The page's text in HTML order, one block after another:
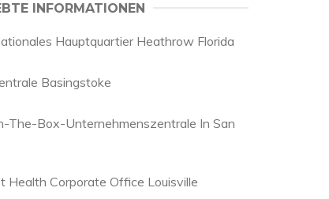
INFORMATIONEN
Hauptquartier Heathrow Florida
Basingstoke
The-Box-Unternehmenszentrale In San
Health Corporate Office Louisville